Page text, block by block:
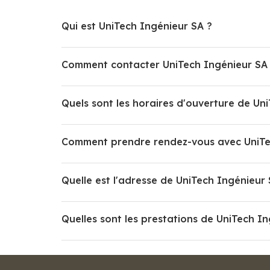
Qui est UniTech Ingénieur SA ?
Comment contacter UniTech Ingénieur SA
Quels sont les horaires d'ouverture de
Comment prendre rendez-vous avec
Quelle est l'adresse de UniTech Ingénieur
Quelles sont les prestations de UniTech